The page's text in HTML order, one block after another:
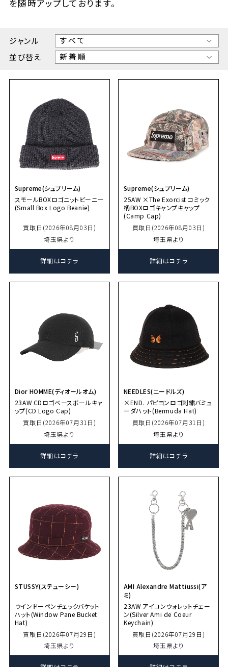
を随時アップしております。
ジャンル
並び替え
Supreme(シュプリーム)
スモールBOXロゴニットビーニー
(Small Box Logo Beanie)
買取日(2026年08月03日)
埼玉県より
詳細はコチラ
Supreme(シュプリーム)
25AW ×The Exorcist コミック
柄BOXロゴキャンプキャップ
(Camp Cap)
買取日(2026年08月03日)
埼玉県より
詳細はコチラ
Dior HOMME(ディオールオム)
23AW CDロゴベースボールキャ
ップ(CD Logo Cap)
買取日(2026年07月31日)
埼玉県より
詳細はコチラ
NEEDLES(ニードルズ)
×END. パピヨンロゴ刺繍バミュ
ーダハット(Bermuda Hat)
買取日(2026年07月31日)
埼玉県より
詳細はコチラ
STUSSY(ステューシー)
ウインドーペンチェックバケット
ハット(Window Pane Bucket
Hat)
買取日(2026年07月29日)
埼玉県より
AMI Alexandre Mattiussi(ア
ミ)
23AW アイコンウォレットチェー
ン(Silver Ami de Coeur
Keychain)
買取日(2026年07月29日)
埼玉県より